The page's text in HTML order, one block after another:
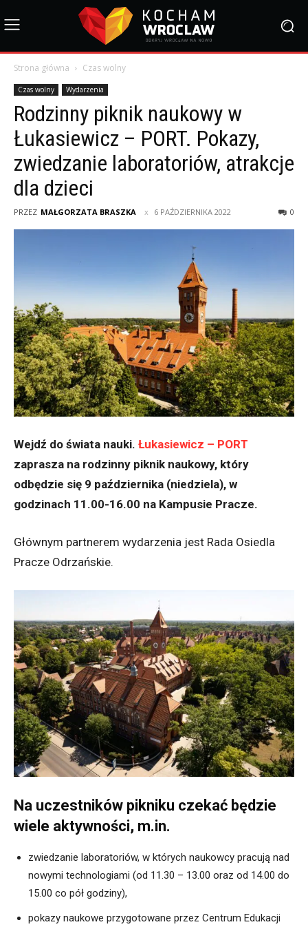
Strona główna Czas wolny
Czas wolny Wydarzenia
Rodzinny piknik naukowy w
Łukasiewicz – PORT. Pokazy,
zwiedzanie laboratoriów, atrakcje
dla dzieci
PRZEZ MAŁGORZATA BRASZKA 6 PAŹDZIERNIKA 2022 0
Wejdź do świata nauki. Łukasiewicz – PORT
zaprasza na rodzinny piknik naukowy, który
odbędzie się 9 października (niedziela), w
godzinach 11.00-16.00 na Kampusie Pracze.
Głównym partnerem wydarzenia jest Rada Osiedla
Pracze Odrzańskie.
Na uczestników pikniku czekać będzie
wiele aktywności, m.in.
zwiedzanie laboratoriów, w których naukowcy pracują nad
nowymi technologiami (od 11.30 – 13.00 oraz od 14.00 do
15.00 co pół godziny),
pokazy naukowe przygotowane przez Centrum Edukacji